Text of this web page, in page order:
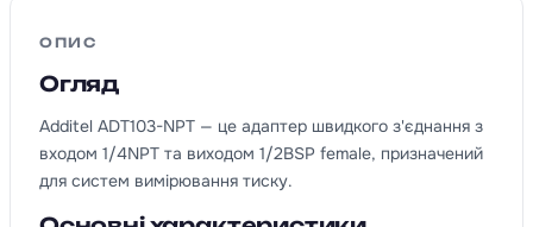
ОПИС
Огляд
Additel ADT103-NPT — це адаптер швидкого з'єднання з
входом 1/4NPT та виходом 1/2BSP female, призначений
для систем вимірювання тиску.